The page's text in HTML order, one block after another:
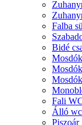
Falba
Bidé
Fali
Álló wc
Piszoár